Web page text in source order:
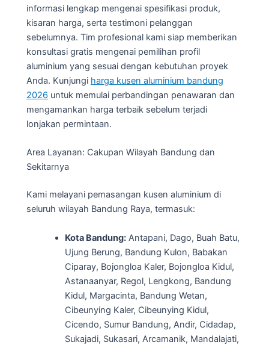
informasi lengkap mengenai spesifikasi produk,
kisaran harga, serta testimoni pelanggan
sebelumnya. Tim profesional kami siap memberikan
konsultasi gratis mengenai pemilihan profil
aluminium yang sesuai dengan kebutuhan proyek
Anda. Kunjungi harga kusen aluminium bandung
2026 untuk memulai perbandingan penawaran dan
mengamankan harga terbaik sebelum terjadi
lonjakan permintaan.
Area Layanan: Cakupan Wilayah Bandung dan
Sekitarnya
Kami melayani pemasangan kusen aluminium di
seluruh wilayah Bandung Raya, termasuk:
Kota Bandung:Antapani, Dago, Buah Batu,
Ujung Berung, Bandung Kulon, Babakan
Ciparay, Bojongloa Kaler, Bojongloa Kidul,
Astanaanyar, Regol, Lengkong, Bandung
Kidul, Margacinta, Bandung Wetan,
Cibeunying Kaler, Cibeunying Kidul,
Cicendo, Sumur Bandung, Andir, Cidadap,
Sukajadi, Sukasari, Arcamanik, Mandalajati,